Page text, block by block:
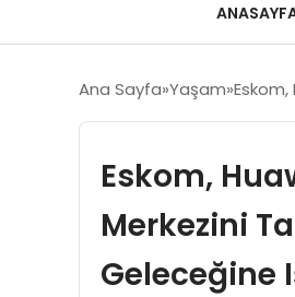
Ana Sayfa Yaşam
Eskom,
Merkezini
Geleceğine